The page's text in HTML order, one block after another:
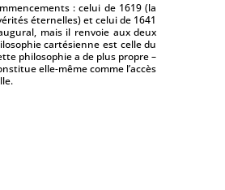
: celui de 1619 (la
éternelles) et celui de 1641
mais il renvoie aux deux
cartésienne est celle du
philosophie a de plus propre –
elle-même comme l’accès